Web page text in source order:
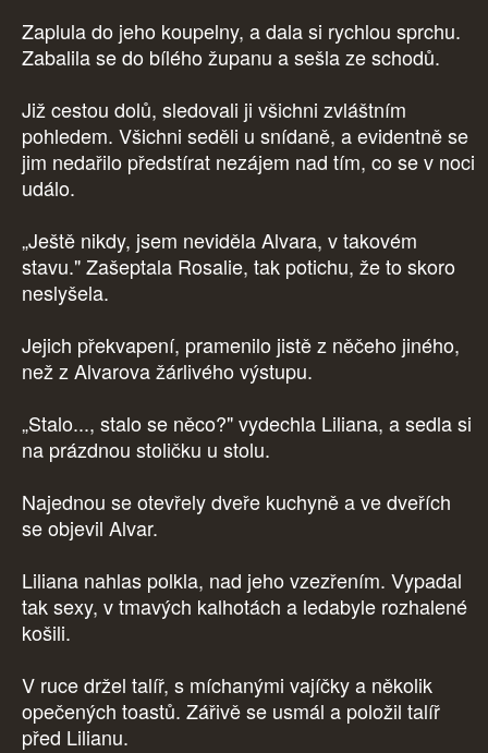
Zaplula do jeho koupelny, a dala si rychlou sprchu.
Zabalila se do bílého županu a sešla ze schodů.
Již cestou dolů, sledovali ji všichni zvláštním
pohledem. Všichni seděli u snídaně, a evidentně se
jim nedařilo předstírat nezájem nad tím, co se v noci
událo.
„Ještě nikdy, jsem neviděla Alvara, v takovém
stavu." Zašeptala Rosalie, tak potichu, že to skoro
neslyšela.
Jejich překvapení, pramenilo jistě z něčeho jiného,
než z Alvarova žárlivého výstupu.
„Stalo..., stalo se něco?" vydechla Liliana, a sedla si
na prázdnou stoličku u stolu.
Najednou se otevřely dveře kuchyně a ve dveřích
se objevil Alvar.
Liliana nahlas polkla, nad jeho vzezřením. Vypadal
tak sexy, v tmavých kalhotách a ledabyle rozhalené
košili.
V ruce držel talíř, s míchanými vajíčky a několik
opečených toastů. Zářivě se usmál a položil talíř
před Lilianu.